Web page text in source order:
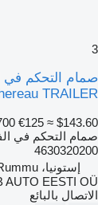
3
TRAILER
€125 ≈ $143.60
صمام التحكم في
4630320200
إستونيا، Rummu
AUTO EESTI OÜ
الاتصال بالبائع